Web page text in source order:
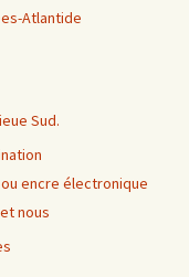
Atlantide
Sud.
encre électronique
nous